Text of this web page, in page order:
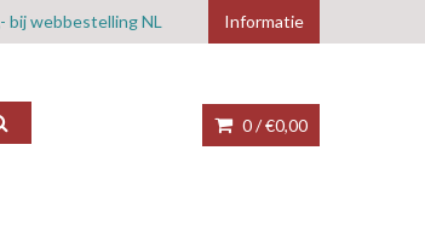
bij webbestelling NL Informatie
0 /€0,00